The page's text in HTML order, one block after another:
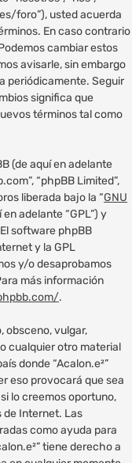
foro”), usted acuerda
En caso contrario
cambiar estos
avisarle, sin embargo
periódicamente. Seguir
significa que
términos tal como
(de aquí en adelante
“phpBB Limited”,
liberada bajo la “GNU
en adelante “GPL”) y
software phpBB
y la GPL
y/o desaprobamos
más información
.
obsceno, vulgar,
cualquier otro material
donde “Acalon.e²”
eso provocará que sea
lo creemos oportuno,
de Internet. Las
como ayuda para
tiene derecho a